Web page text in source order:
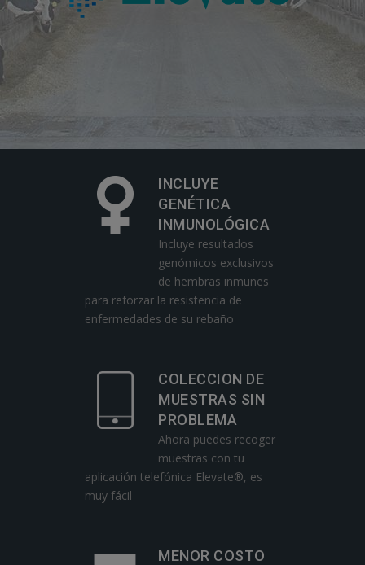
INCLUYE
GENÉTICA
INMUNOLÓGICA
Incluye resultados
genómicos exclusivos
de hembras inmunes
para reforzar la resistencia de
enfermedades de su rebaño
COLECCION DE
MUESTRAS SIN
PROBLEMA
Ahora puedes recoger
muestras con tu
aplicación telefónica Elevate®, es
muy fácil
MENOR COSTO